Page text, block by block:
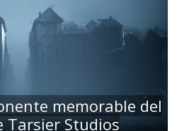
memorable del
Tarsier Studios